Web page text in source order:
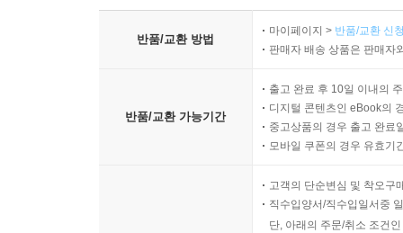
반품/교환 방법
마이페이지 > 반품/교환 신
판매자 배송 상품은 판매자
반품/교환 가능기간
출고 완료 후 10일 이내의
디지털 콘텐츠인 eBook의
중고상품의 경우 출고 완료
모바일 쿠폰의 경우 유효기
고객의 단순변심 및 착오구
직수입양서/직수입일서중
단, 아래의 주문/취소 조건